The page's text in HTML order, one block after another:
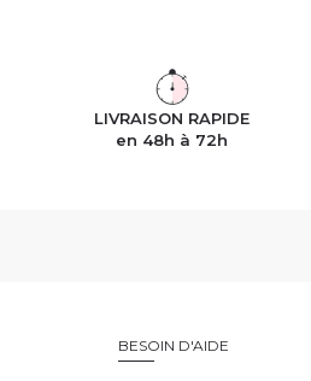
LIVRAISON RAPIDE
en 48h à 72h
BESOIN D'AIDE